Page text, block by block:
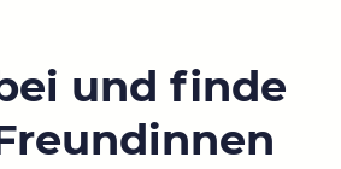
und finde